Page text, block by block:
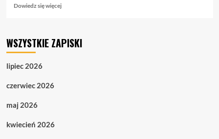
Dowiedz się więcejDowiedz
17.02.
WSZYSTKIE ZAPISKI
lipiec 2026
czerwiec 2026
maj 2026
kwiecień 2026